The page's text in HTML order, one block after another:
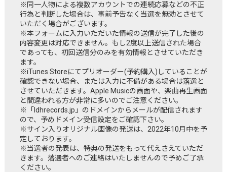
※同一人物による複数アカウントでの連続応募などの不正
行為と判断した場合は、事前予告なく当選を無効とさせて
いただく場合がございます。
※本フォームに入力いただいた情報の送信が完了した後の
内容変更は対応できません。もし2度以上送信された場合
であっても、初回送信分のみを有効情報とさせていただき
ます。
※iTunes Storeにてプリオーダー(予約購入)していることが
確認できない場合、または入力に不備がある場合は落選と
させていただきます。Apple Musicの画面や、楽曲再生画面
と間違われる方が非常に多いのでご注意ください。
※「ldhrecords.jp」のドメインからメールが配信されます
ので、予めドメイン受信設定をご確認下さい。
※サイン入りオリジナル画像の発送は、2022年10月中を予
定しております。
※当選者の発表は、特典の発送をもって代えさえていただ
きます。落選者へのご連絡はいたしませんので予めご了承
ください。